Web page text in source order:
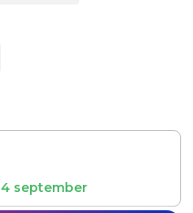
4 september